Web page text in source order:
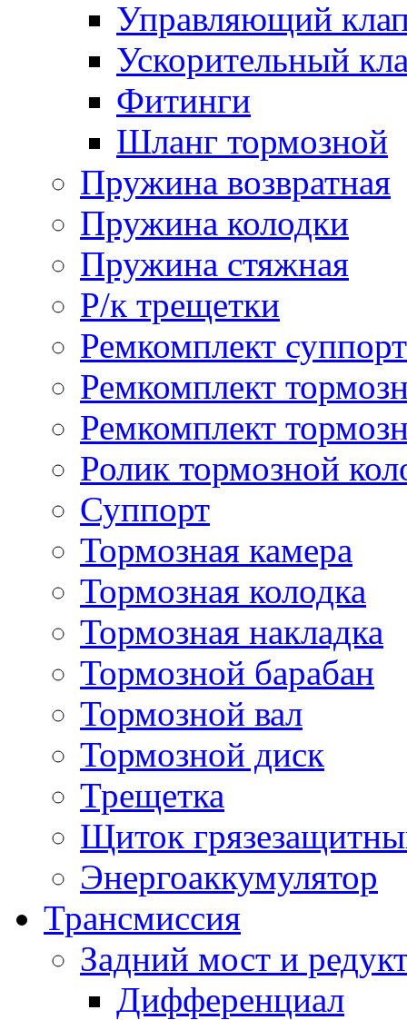
Управляющий
Ускорительный
Фитинги
Шланг тормозной
Пружина возвратная
Пружина колодки
Пружина стяжная
Р/к трещетки
Ремкомплект
Ремкомплект
Ремкомплект
Ролик тормозной
Суппорт
Тормозная камера
Тормозная колодка
Тормозная накладка
Тормозной барабан
Тормозной вал
Тормозной диск
Трещетка
Щиток
Энергоаккумулятор
Трансмиссия
Задний мост и
Дифференциал